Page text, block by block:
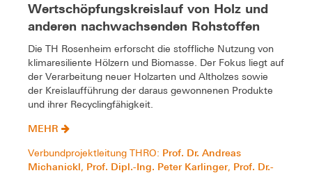
Wertschöpfungskreislauf von Holz und
anderen nachwachsenden Rohstoffen
Die TH Rosenheim erforscht die stoffliche Nutzung von
klimaresiliente Hölzern und Biomasse. Der Fokus liegt auf
der Verarbeitung neuer Holzarten und Altholzes sowie
der Kreislaufführung der daraus gewonnenen Produkte
und ihrer Recyclingfähigkeit.
MEHR
Verbundprojektleitung THRO: Prof. Dr. Andreas
Michanickl, Prof. Dipl.-Ing. Peter Karlinger, Prof. Dr.-